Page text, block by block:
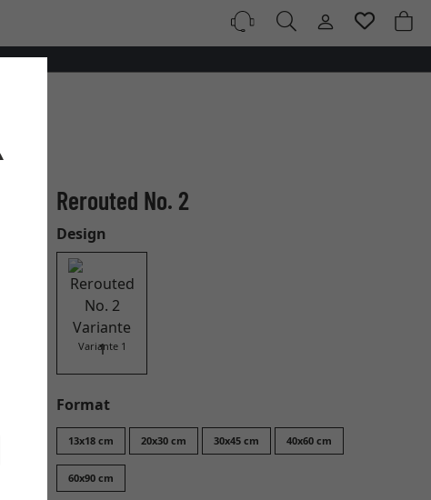
Rerouted No. 2
Design
Variante 1
Format
13x18 cm 20x30 cm 30x45 cm 40x60 cm
60x90 cm